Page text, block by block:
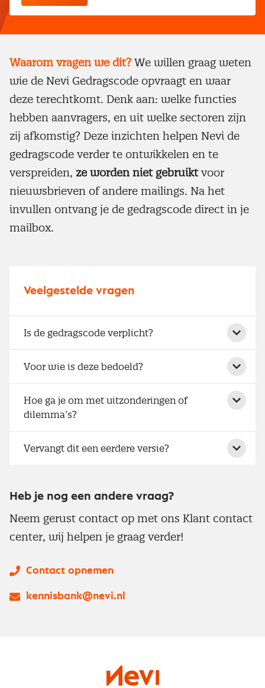
Waarom vragen we dit? We willen graag weten
wie de Nevi Gedragscode opvraagt en waar
deze terechtkomt. Denk aan: welke functies
hebben aanvragers, en uit welke sectoren zijn
zij afkomstig? Deze inzichten helpen Nevi de
gedragscode verder te ontwikkelen en te
verspreiden, ze worden niet gebruiktvoor
nieuwsbrieven of andere mailings. Na het
invullen ontvang je de gedragscode direct in je
mailbox.
Veelgestelde vragen
Is de gedragscode verplicht?
Voor wie is deze bedoeld?
Hoe ga je om met uitzonderingen of
dilemma’s?
Vervangt dit een eerdere versie?
Heb je nog een andere vraag?
Neem gerust contact op met ons Klant contact
center, wij helpen je graag verder!
Contact opnemen
kennisbank@nevi.nl